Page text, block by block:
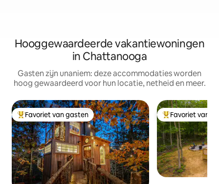
Hooggewaardeerde vakantiewoningen
in Chattanooga
Gasten zijn unaniem: deze accommodaties worden
hoog gewaardeerd voor hun locatie, netheid en meer.
Topfavoriet van gasten
Favoriet van gasten Topfavoriet van
Favoriet van